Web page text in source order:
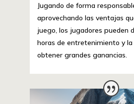
Jugando de forma
aprovechando las ventajas
juego, los jugadores pueden
horas de entretenimiento y la
obtener grandes ganancias.